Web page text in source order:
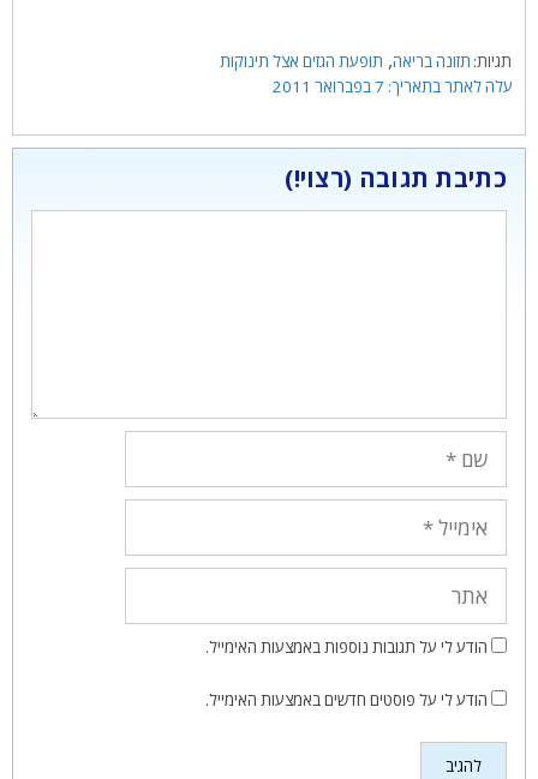
תגיות
תזונה בריאה, תופעת הגזים אצל תינוקות
7 בפברואר 2011
כתיבת תגובה
הודע לי על תגובות נוספות באמצעות האימייל.
הודע לי על פוסטים חדשים באמצעות האימייל.